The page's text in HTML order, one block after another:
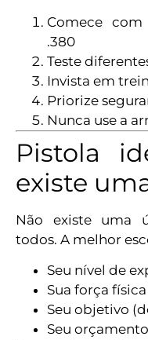
Comece
.380
Teste
Invista em
Priorize
Nunca use a
Pistola
existe
Não existe uma
todos. A melhor
Seu nível de
Sua força física
Seu objetivo
Seu orçamento